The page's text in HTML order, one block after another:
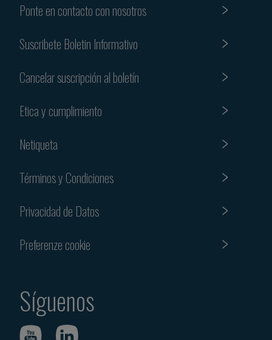
Ponte en contacto con nosotros
Suscribete Boletin Informativo
Cancelar suscripción al boletín
Etica y cumplimiento
Netiqueta
Términos y Condiciones
Privacidad de Datos
Preferenze cookie
Síguenos